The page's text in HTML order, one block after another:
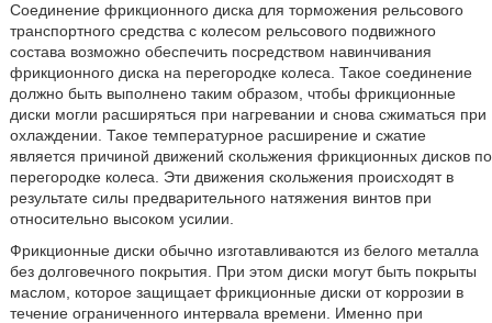
Соединение фрикционного диска для торможения рельсового
транспортного средства с колесом рельсового подвижного
состава возможно обеспечить посредством навинчивания
фрикционного диска на перегородке колеса. Такое соединение
должно быть выполнено таким образом, чтобы фрикционные
диски могли расширяться при нагревании и снова сжиматься при
охлаждении. Такое температурное расширение и сжатие
является причиной движений скольжения фрикционных дисков по
перегородке колеса. Эти движения скольжения происходят в
результате силы предварительного натяжения винтов при
относительно высоком усилии.
Фрикционные диски обычно изготавливаются из белого металла
без долговечного покрытия. При этом диски могут быть покрыты
маслом, которое защищает фрикционные диски от коррозии в
течение ограниченного интервала времени. Именно при